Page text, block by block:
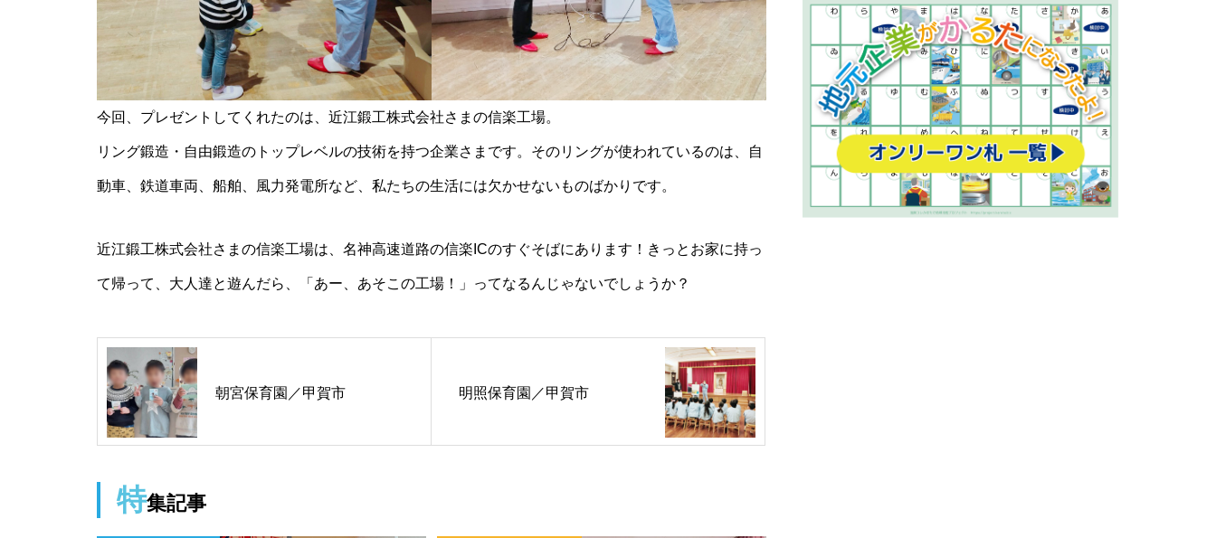
今回、プレゼントしてくれたのは、近江鍛工株式会社さまの信楽工場。
リング鍛造・自由鍛造のトップレベルの技術を持つ企業さまです。そのリングが使われているのは、自
動車、鉄道車両、船舶、風力発電所など、私たちの生活には欠かせないものばかりです。
近江鍛工株式会社さまの信楽工場は、名神高速道路の信楽ICのすぐそばにあります！きっとお家に持っ
て帰って、大人達と遊んだら、「あー、あそこの工場！」ってなるんじゃないでしょうか？
朝宮保育園／甲賀市 明照保育園／甲賀市
特集記事